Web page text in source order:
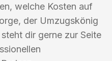
welche Kosten auf
der Umzugskönig
dir gerne zur Seite